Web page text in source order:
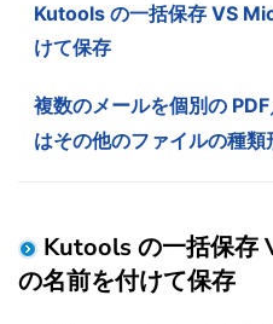
Kutools の一括保存 VS
けて保存
複数のメールを個別の
はその他のファイルの種類
Kutools の一括保
の名前を付けて保存